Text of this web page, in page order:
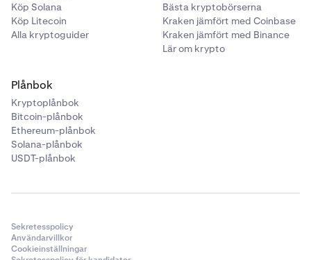
Köp Solana
Köp Litecoin
Alla kryptoguider
Bästa kryptobörserna
Kraken jämfört med Coinbase
Kraken jämfört med Binance
Lär om krypto
Plånbok
Kryptoplånbok
Bitcoin-plånbok
Ethereum-plånbok
Solana-plånbok
USDT-plånbok
Sekretesspolicy
Användarvillkor
Cookieinställningar